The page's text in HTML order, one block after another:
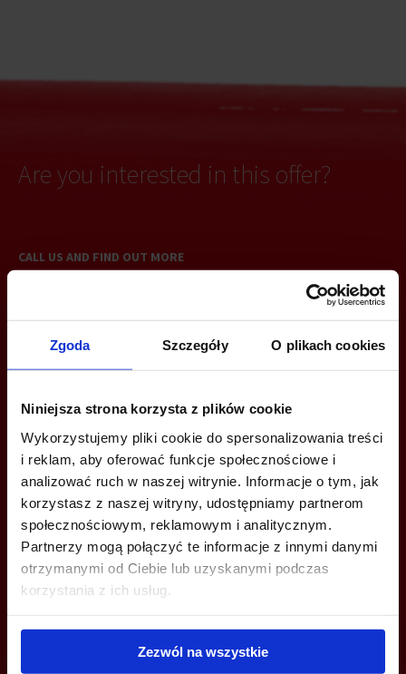
Zgoda Szczegóły O plikach cookies
Niniejsza strona korzysta z plików cookie
Wykorzystujemy pliki cookie do spersonalizowania treści
i reklam, aby oferować funkcje społecznościowe i
analizować ruch w naszej witrynie. Informacje o tym, jak
korzystasz z naszej witryny, udostępniamy partnerom
społecznościowym, reklamowym i analitycznym.
Partnerzy mogą połączyć te informacje z innymi danymi
otrzymanymi od Ciebie lub uzyskanymi podczas
korzystania z ich usług.
Zezwól na wszystkie
Are you interested in this offer?
CALL US AND FIND OUT MORE
info@officefinder.pl
YOU CAN LEAVE YOUR PHONE NUMBER AND WE WILL CONTACT
YOU
Send